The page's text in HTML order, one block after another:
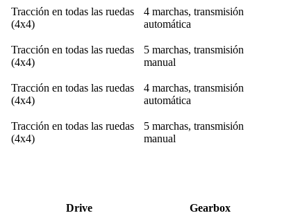
Tracción en todas las ruedas
(4x4)
4 marchas, transmisión
automática
Tracción en todas las ruedas
(4x4)
5 marchas, transmisión
manual
Tracción en todas las ruedas
(4x4)
4 marchas, transmisión
automática
Tracción en todas las ruedas
(4x4)
5 marchas, transmisión
manual
Drive Gearbox